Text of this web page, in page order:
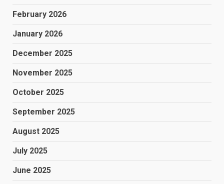
February 2026
January 2026
December 2025
November 2025
October 2025
September 2025
August 2025
July 2025
June 2025